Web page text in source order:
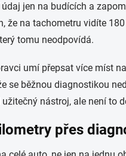
jen na budících a
že na tachometru vidíte
tomu neodpovídá.
umí přepsat více míst
se běžnou diagnostikou
nástroj, ale není to
přes